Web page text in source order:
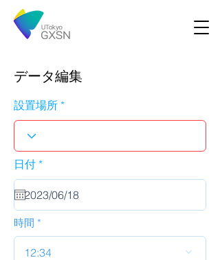
データ編集
設置場所
日付 *r
u
i
d
時間
12:34